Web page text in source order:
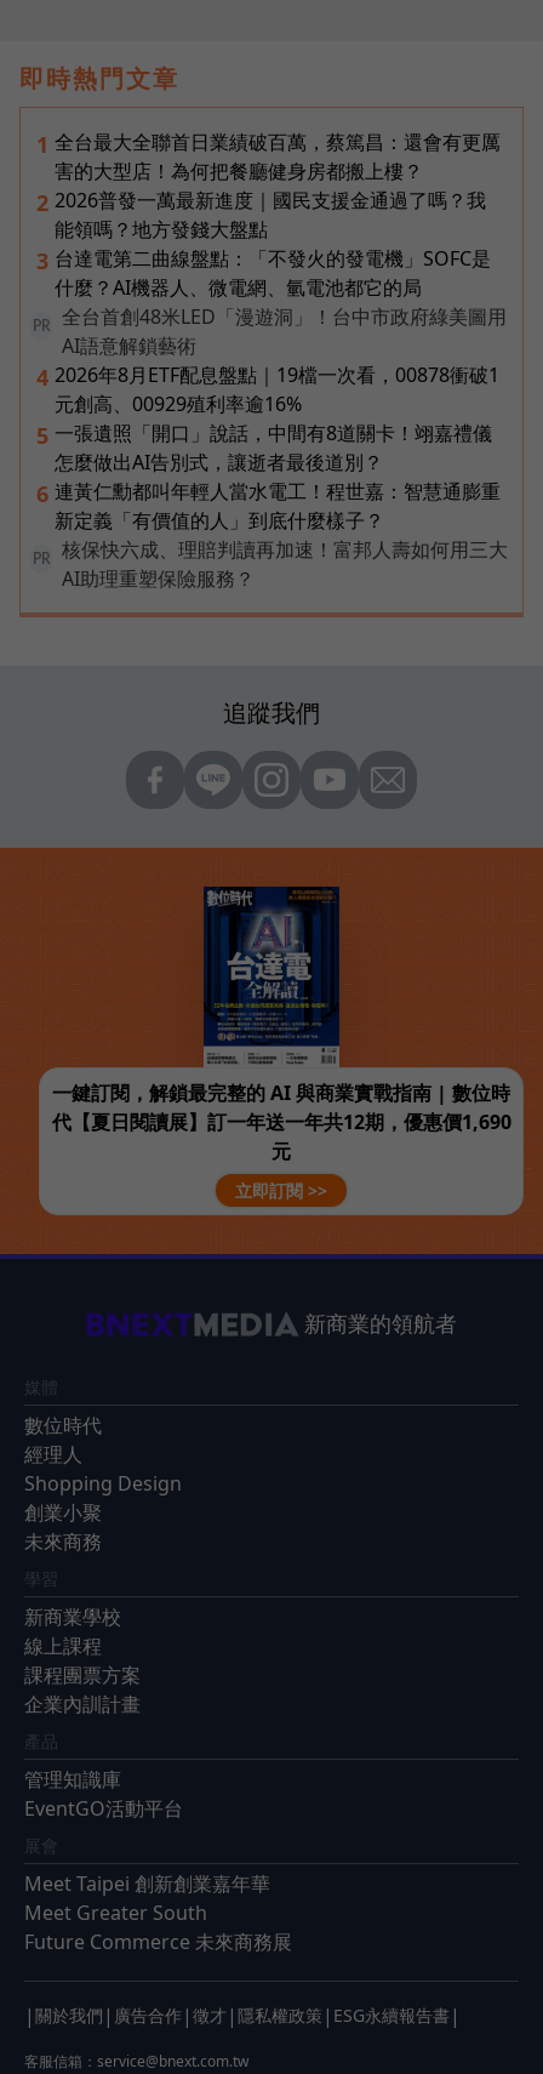
即時熱門文章
1 全台最大全聯首日業績破百萬，蔡篤昌：還會有更厲
害的大型店！為何把餐廳健身房都搬上樓？
2 2026普發一萬最新進度｜國民支援金通過了嗎？我
能領嗎？地方發錢大盤點
3 台達電第二曲線盤點：「不發火的發電機」SOFC是
什麼？AI機器人、微電網、氫電池都它的局
PR
全台首創48米LED「漫遊洞」！台中市政府綠美圖用
AI語意解鎖藝術
4 2026年8月ETF配息盤點｜19檔一次看，00878衝破1
元創高、00929殖利率逾16%
5 一張遺照「開口」說話，中間有8道關卡！翊嘉禮儀
怎麼做出AI告別式，讓逝者最後道別？
6 連黃仁勳都叫年輕人當水電工！程世嘉：智慧通膨重
新定義「有價值的人」到底什麼樣子？
PR
核保快六成、理賠判讀再加速！富邦人壽如何用三大
AI助理重塑保險服務？
追蹤我們
一鍵訂閱，解鎖最完整的 AI 與商業實戰指南 | 數位時
代【夏日閱讀展】訂一年送一年共12期，優惠價1,690
元
立即訂閱 >>
新商業的領航者
媒體
數位時代
經理人
Shopping Design
創業小聚
未來商務
學習
新商業學校
線上課程
課程團票方案
企業內訓計畫
產品
管理知識庫
EventGO活動平台
展會
Meet Taipei 創新創業嘉年華
Meet Greater South
Future Commerce 未來商務展
| 關於我們 | 廣告合作 | 徵才 | 隱私權政策 | ESG永續報告書 |
客服信箱： service@bnext.com.tw